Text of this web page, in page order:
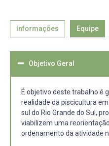
Informações Equipe
Objetivo Geral
É objetivo deste trabalho é
realidade da piscicultura
sul do Rio Grande do Sul,
viabilizem uma
ordenamento da atividade